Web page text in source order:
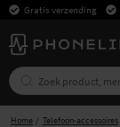
Gratis verzending
Home Telefoon-accessoires